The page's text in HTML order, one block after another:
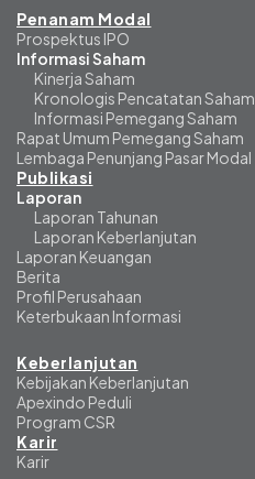
Penanam Modal
Prospektus IPO
Informasi Saham
Kinerja Saham
Kronologis Pencatatan Saham
Informasi Pemegang Saham
Rapat Umum Pemegang Saham
Lembaga Penunjang Pasar Modal
Publikasi
Laporan
Laporan Tahunan
Laporan Keberlanjutan
Laporan Keuangan
Berita
Profil Perusahaan
Keterbukaan Informasi
Keberlanjutan
Kebijakan Keberlanjutan
Apexindo Peduli
Program CSR
Karir
Karir